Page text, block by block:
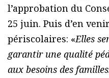
l’approbation du
25 juin. Puis d’en
périscolaires: «Elles
garantir une qualité
aux besoins des